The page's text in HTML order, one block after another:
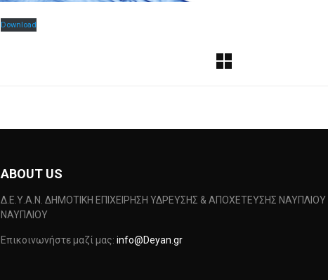
Download
ABOUT US
Δ.Ε.Υ.Α.Ν. ΔΗΜΟΤΙΚΗ ΕΠΙΧΕΙΡΗΣΗ ΥΔΡΕΥΣΗΣ & ΑΠΟΧΕΤΕΥΣΗΣ
ΝΑΥΠΛΙΟΥ
Επικοινωνήστε μαζί μας: info@Deyan.gr